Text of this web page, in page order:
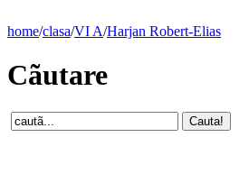
home/clasa/VI A/Harjan Robert-Elias
Cãutare